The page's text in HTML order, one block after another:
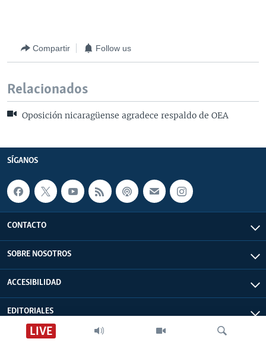
LIVE
Compartir Follow us
Relacionados
Oposición nicaragüense agradece respaldo de OEA
SÍGANOS
CONTACTO
SOBRE NOSOTROS
ACCESIBILIDAD
EDITORIALES